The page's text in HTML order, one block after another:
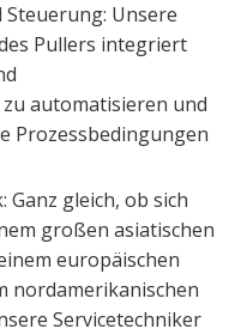
Unsere
Pullers integriert
automatisieren und
Prozessbedingungen
gleich, ob sich
großen asiatischen
europäischen
nordamerikanischen
Servicetechniker